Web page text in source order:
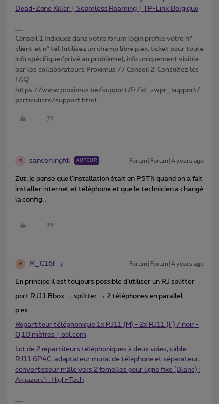
Dead-Zone Killer | Seamless Roaming | TP-Link Belgique
Conseil 1:Indiquez dans votre forum login profile votre n°
client et n° tél (utilisez un champ libre p.ex. ticket pour toute
info spécifique/privé au problème), info uniquement visible
par les collaborateurs Proximus // Conseil 2: Consultez les
FAQ
https://www.proximus.be/support/fr/id_zwpr_support/
particuliers/support.html
S sanderlingfdl AUTEUR Forum|Forum|4 years ago
Zut, je pense que l’installation était en PSTN quand on a fait
installer internet et téléphone et que le technicien a changé
la config…
M M_016F Forum|Forum|4 years ago
En principe il est toujours possible d’utiliser un RJ splitter
port RJ11 Bbox → splitter → 2 téléphones en parallel
p.ex.
Répartiteur téléphonique 1x RJ11 (M) - 2x RJ11 (F) / noir -
0,10 mètres | bol.com
Lot de 2 répartiteurs téléphoniques à deux voies, câble
RJ11 6P4C, adaptateur mural de téléphone et séparateur,
convertisseur mâle vers 2 femelles pour ligne fixe (Blanc) :
Amazon.fr: High-Tech